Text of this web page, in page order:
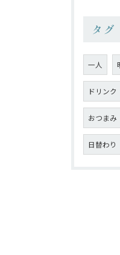
タグ
一人
ドリンク
おつまみ
日替わり